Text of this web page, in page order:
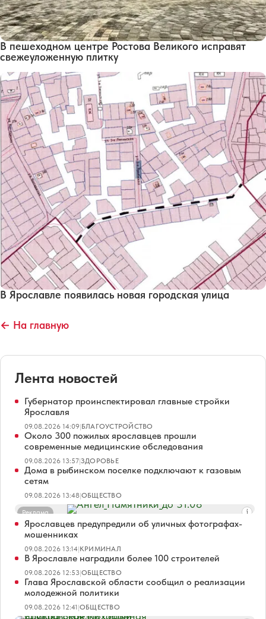
В пешеходном центре Ростова Великого исправят
свежеуложенную плитку
В Ярославле появилась новая городская улица
← На главную
Лента новостей
Губернатор проинспектировал главные стройки
Ярославля
09.08.2026 14:09|БЛАГОУСТРОЙСТВО
Около 300 пожилых ярославцев прошли
современные медицинские обследования
09.08.2026 13:57|ЗДОРОВЬЕ
Дома в рыбинском поселке подключают к газовым
сетям
09.08.2026 13:48|ОБЩЕСТВО
Реклама
Ярославцев предупредили об уличных фотографах-
мошенниках
09.08.2026 13:14|КРИМИНАЛ
В Ярославле наградили более 100 строителей
09.08.2026 12:53|ОБЩЕСТВО
Глава Ярославской области сообщил о реализации
молодежной политики
09.08.2026 12:41|ОБЩЕСТВО